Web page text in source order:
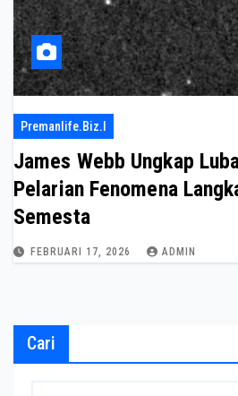
Premanlife.biz.i
James Webb Ungkap
Pelarian Fenomena
Semesta
FEBRUARI 17, 2026 ADMIN
Cari